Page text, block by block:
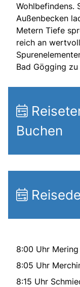
Wohlbefindens.
Außenbecken
Metern Tiefe
reich an
Bad Gögging
Buchen
8:00 Uhr Mering
8:05 Uhr
8:15 Uhr